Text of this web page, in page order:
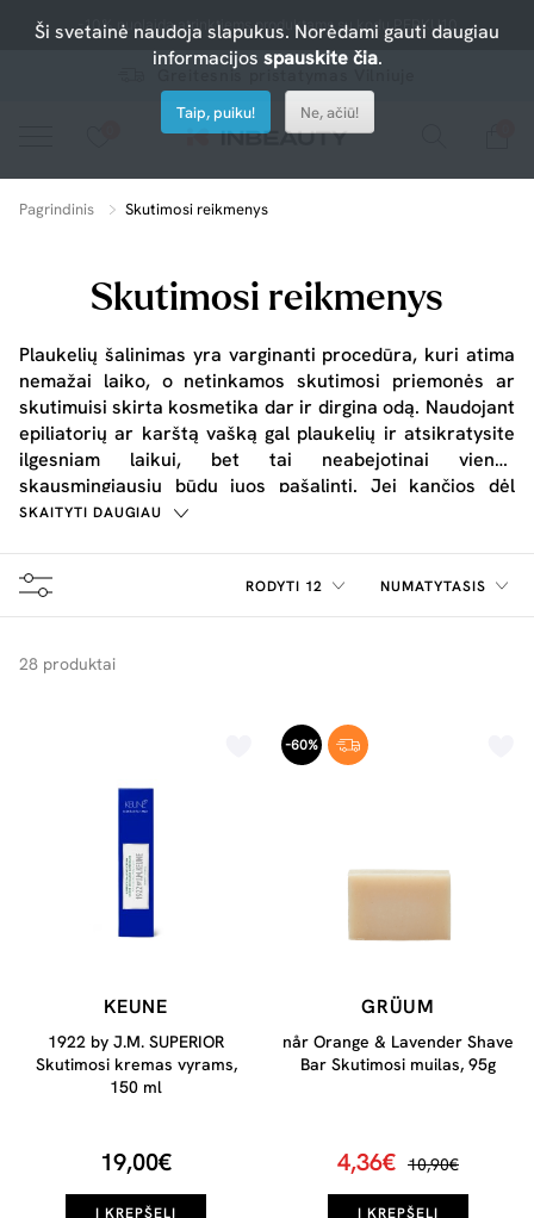
-10% nuolaida atrinktiems produktams su kodu PERKU10
Greitesnis pristatymas Vilniuje
Pagrindinis Skutimosi reikmenys
Skutimosi reikmenys
Plaukelių šalinimas yra varginanti procedūra, kuri atima
nemažai laiko, o netinkamos skutimosi priemonės ar
skutimuisi skirta kosmetika dar ir dirgina odą. Naudojant
epiliatorių ar karštą vašką gal plaukelių ir atsikratysite
ilgesniam laikui, bet tai neabejotinai vienas
skausmingiausių būdų juos pašalinti. Jei kančios dėl
grožio ne jums - siūlome kur kas paprastesnį, skutimosi
atkreipkite dėmesį į skustuve esančių ašmenų kiekį. Kuo
daugiau ašmenų – tuo švariau pašalinami plaukeliai.
SKAITYTI DAUGIAU
RODYTI 12 NUMATYTASIS
28 produktai
KEUNE
1922 by J.M. SUPERIOR
Skutimosi kremas vyrams,
150 ml
19,00€
Į KREPŠELĮ
-60%
GRÜUM
når Orange & Lavender Shave
Bar Skutimosi muilas, 95g
4,36€ 10,90€
Į KREPŠELĮ
Ši svetainė naudoja slapukus. Norėdami gauti daugiau
informacijos spauskite čia.
Taip, puiku! Ne, ačiū!